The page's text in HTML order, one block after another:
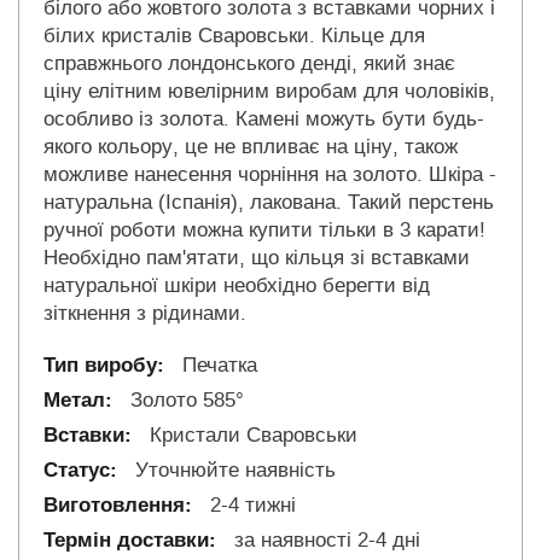
білого або жовтого золота з вставками чорних і
білих кристалів Сваровськи. Кільце для
справжнього лондонського денді, який знає
ціну елітним ювелірним виробам для чоловіків,
особливо із золота. Камені можуть бути будь-
якого кольору, це не впливає на ціну, також
можливе нанесення чорніння на золото. Шкіра -
натуральна (Іспанія), лакована. Такий перстень
ручної роботи можна купити тільки в 3 карати!
Необхідно пам'ятати, що кільця зі вставками
натуральної шкіри необхідно берегти від
зіткнення з рідинами.
Печатка
Золото 585°
Кристали Сваровськи
Уточнюйте наявність
2-4 тижні
за наявності 2-4 дні